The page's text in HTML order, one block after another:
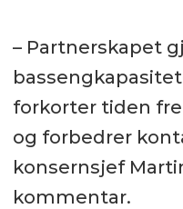
– Partnerskapet
forkorter tiden
og forbedrer
konsernsjef
kommentar.